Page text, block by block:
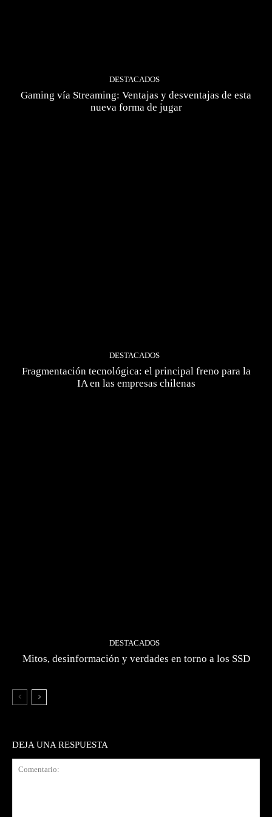
DESTACADOS
Gaming vía Streaming: Ventajas y desventajas de esta
nueva forma de jugar
DESTACADOS
Fragmentación tecnológica: el principal freno para la
IA en las empresas chilenas
DESTACADOS
Mitos, desinformación y verdades en torno a los SSD
DEJA UNA RESPUESTA